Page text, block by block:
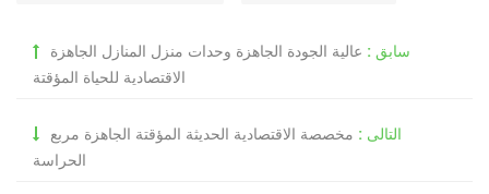
سابق : عالية الجودة الجاهزة وحدات منزل المنازل الجاهزة
الاقتصادية للحياة المؤقتة
التالى : مخصصة الاقتصادية الحديثة المؤقتة الجاهزة مربع
الحراسة